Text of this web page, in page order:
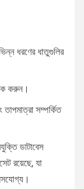
ধরণের ধাতুগুলির
করুন।
সম্পর্কিত
ডাটাবেস
রয়েছে, যা